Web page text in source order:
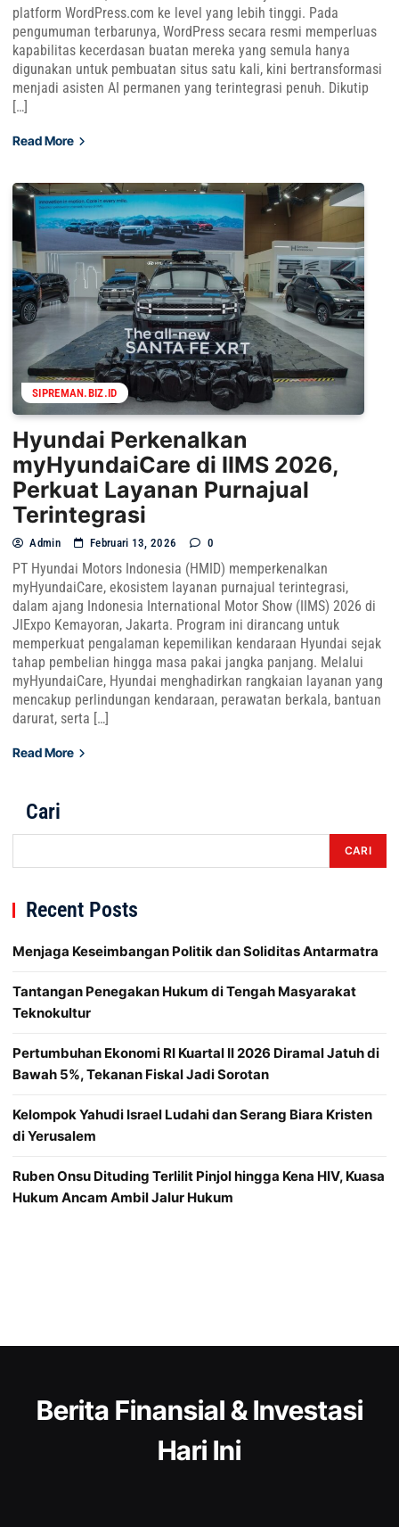
platform WordPress.com ke level yang lebih tinggi. Pada
pengumuman terbarunya, WordPress secara resmi memperluas
kapabilitas kecerdasan buatan mereka yang semula hanya
digunakan untuk pembuatan situs satu kali, kini bertransformasi
menjadi asisten AI permanen yang terintegrasi penuh. Dikutip
[…]
Read More
SIPREMAN.BIZ.ID
Hyundai Perkenalkan
myHyundaiCare di IIMS 2026,
Perkuat Layanan Purnajual
Terintegrasi
Admin Februari 13, 2026 0
PT Hyundai Motors Indonesia (HMID) memperkenalkan
myHyundaiCare, ekosistem layanan purnajual terintegrasi,
dalam ajang Indonesia International Motor Show (IIMS) 2026 di
JIExpo Kemayoran, Jakarta. Program ini dirancang untuk
memperkuat pengalaman kepemilikan kendaraan Hyundai sejak
tahap pembelian hingga masa pakai jangka panjang. Melalui
myHyundaiCare, Hyundai menghadirkan rangkaian layanan yang
mencakup perlindungan kendaraan, perawatan berkala, bantuan
darurat, serta […]
Read More
Cari
CARI
Recent Posts
Menjaga Keseimbangan Politik dan Soliditas Antarmatra
Tantangan Penegakan Hukum di Tengah Masyarakat
Teknokultur
Pertumbuhan Ekonomi RI Kuartal II 2026 Diramal Jatuh di
Bawah 5%, Tekanan Fiskal Jadi Sorotan
Kelompok Yahudi Israel Ludahi dan Serang Biara Kristen
di Yerusalem
Ruben Onsu Dituding Terlilit Pinjol hingga Kena HIV, Kuasa
Hukum Ancam Ambil Jalur Hukum
Berita Finansial & Investasi
Hari Ini